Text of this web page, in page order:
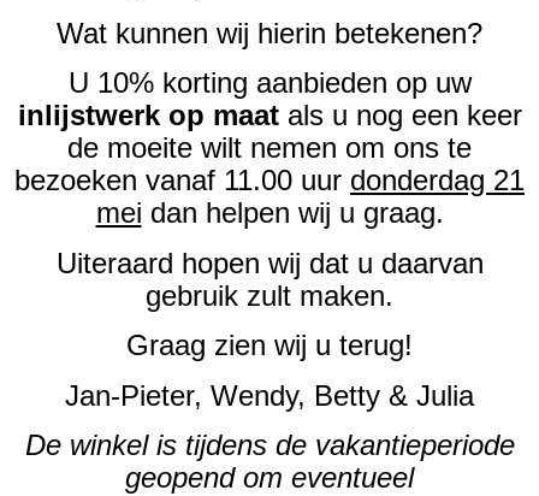
Wat kunnen wij hierin betekenen?
U 10% korting aanbieden op uw
inlijstwerk op maatals u nog een keer
de moeite wilt nemen om ons te
bezoeken vanaf 11.00 uur donderdag 21
mei dan helpen wij u graag.
Uiteraard hopen wij dat u daarvan
gebruik zult maken.
Graag zien wij u terug!
Jan-Pieter, Wendy, Betty & Julia
De winkel is tijdens de vakantieperiode
geopend om eventueel